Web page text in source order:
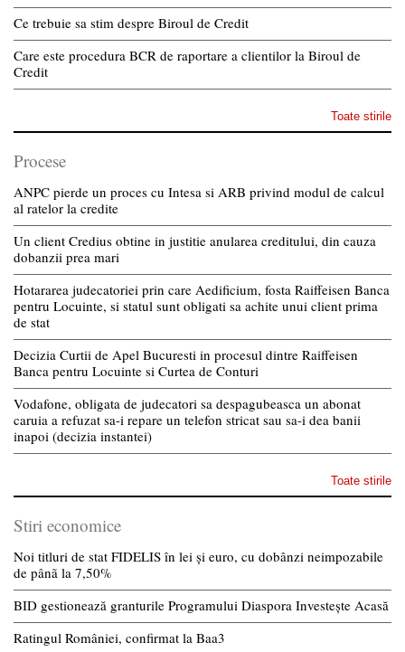
Ce trebuie sa stim despre Biroul de Credit
Care este procedura BCR de raportare a clientilor la Biroul de
Credit
Toate stirile
Procese
ANPC pierde un proces cu Intesa si ARB privind modul de calcul
al ratelor la credite
Un client Credius obtine in justitie anularea creditului, din cauza
dobanzii prea mari
Hotararea judecatoriei prin care Aedificium, fosta Raiffeisen Banca
pentru Locuinte, si statul sunt obligati sa achite unui client prima
de stat
Decizia Curtii de Apel Bucuresti in procesul dintre Raiffeisen
Banca pentru Locuinte si Curtea de Conturi
Vodafone, obligata de judecatori sa despagubeasca un abonat
caruia a refuzat sa-i repare un telefon stricat sau sa-i dea banii
inapoi (decizia instantei)
Toate stirile
Stiri economice
Noi titluri de stat FIDELIS în lei și euro, cu dobânzi neimpozabile
de pânã la 7,50%
BID gestionează granturile Programului Diaspora Investește Acasă
Ratingul României, confirmat la Baa3